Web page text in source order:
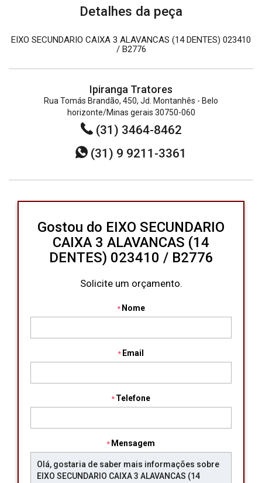
Detalhes da peça
EIXO SECUNDARIO CAIXA 3 ALAVANCAS (14 DENTES) 023410
/ B2776
Ipiranga Tratores
Rua Tomás Brandão, 450, Jd. Montanhês - Belo
horizonte/Minas gerais 30750-060
(31) 3464-8462
(31) 9 9211-3361
Gostou do EIXO SECUNDARIO
CAIXA 3 ALAVANCAS (14
DENTES) 023410 / B2776
Solicite um orçamento.
Nome
Email
Telefone
Mensagem